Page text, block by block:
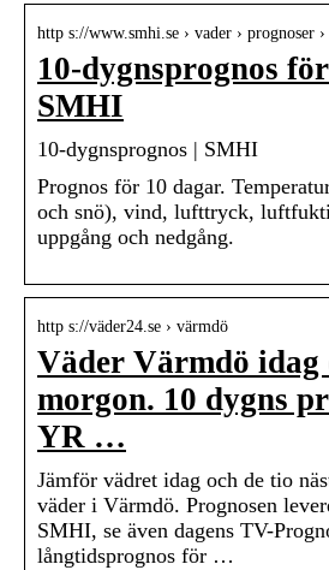
http s://www.smhi.se › vader › prognoser
10-dygnsprognos
SMHI
10-dygnsprognos | SMHI
Prognos för 10 dagar.
och snö), vind, lufttryck,
uppgång och nedgång.
http s://väder24.se › värmdö
Väder Värmdö idag
morgon. 10 dygns
YR …
Jämför vädret idag och de tio
väder i Värmdö. Prognosen
SMHI, se även dagens TV-
långtidsprognos för …